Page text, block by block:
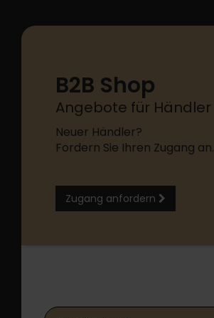
B2B Shop
Angebote für Händler
Neuer Händler?
Fordern Sie Ihren Zugang an.
Zugang anfordern